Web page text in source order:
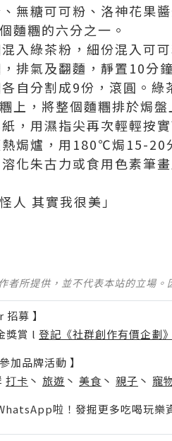
無糖可可粉、洛神花果
麵糰的六分之一。
入綠茶粉，細份混入可
排氣及翻麵，靜置10分鐘
自分割成9份，滾圓。
上，將整個麵糰排於焗盤
，用濕指尖再次輕輕按實
焗爐，用180℃焗15-20
化朱古力或食用色素筆
人 其實我很美」
者所提供，並不代表本站的立場
募 】
獎賞 l 登記《社群創作有價企劃》
加品牌活動 】
打卡 丶 旅遊 丶 美食 丶 親子 丶 寵
啦！發掘更多吃喝玩樂